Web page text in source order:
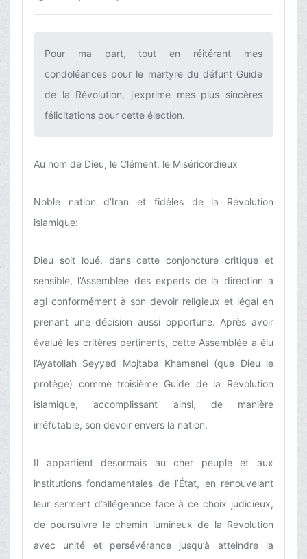
Pour ma part, tout en réitérant mes
condoléances pour le martyre du défunt Guide
de la Révolution, j’exprime mes plus sincères
félicitations pour cette élection.‌
Au nom de Dieu, le Clément, le Miséricordieux
Noble nation d’Iran et fidèles de la Révolution
islamique:
Dieu soit loué, dans cette conjoncture critique et
sensible, l’Assemblée des experts de la direction a
agi conformément à son devoir religieux et légal en
prenant une décision aussi opportune. Après avoir
évalué les critères pertinents, cette Assemblée a élu
l’Ayatollah Seyyed Mojtaba Khamenei (que Dieu le
protège) comme troisième Guide de la Révolution
islamique, accomplissant ainsi, de manière
irréfutable, son devoir envers la nation.
Il appartient désormais au cher peuple et aux
institutions fondamentales de l’État, en renouvelant
leur serment d’allégeance face à ce choix judicieux,
de poursuivre le chemin lumineux de la Révolution
avec unité et persévérance jusqu’à atteindre la